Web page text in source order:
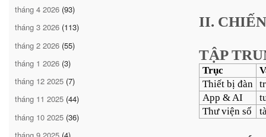
tháng 4 2026 (93)
tháng 3 2026 (113)
tháng 2 2026 (55)
tháng 1 2026 (3)
tháng 12 2025 (7)
tháng 11 2025 (44)
tháng 10 2025 (36)
II.
TẬP
Trục
Thiết bị đàn
App & AI
Thư viện số